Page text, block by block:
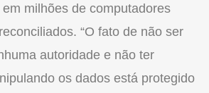
milhões de computadores
“O fato de não ser
autoridade e não ter
os dados está protegido